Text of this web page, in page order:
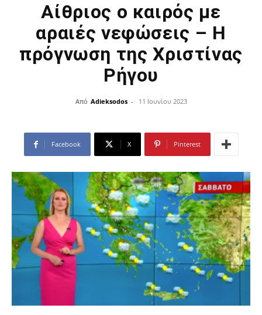
Αίθριος ο καιρός με
αραιές νεφώσεις – Η
πρόγνωση της Χριστίνας
Ρήγου
Από Adieksodos - 11 Ιουνίου 2023
Facebook X Pinterest